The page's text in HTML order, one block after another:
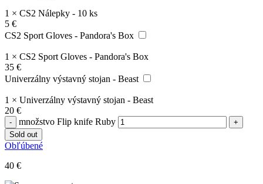
1 × CS2 Nálepky - 10 ks
5 €
CS2 Sport Gloves - Pandora's Box
1 × CS2 Sport Gloves - Pandora's Box
35 €
Univerzálny výstavný stojan - Beast
1 × Univerzálny výstavný stojan - Beast
20 €
množstvo Flip knife Ruby
Sold out
Obľúbené
40 €